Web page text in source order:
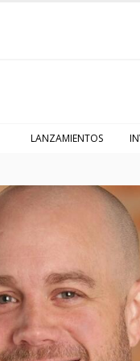
LANZAMIENTOS